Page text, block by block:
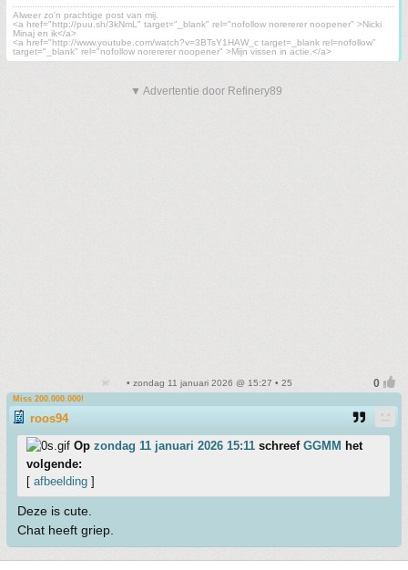
Alweer zo'n prachtige post van mij.
<a href="http://puu.sh/3kNmL" target="_blank" rel="nofollow norererer noopener" >Nicki
Minaj en ik</a>
<a href="http://www.youtube.com/watch?v=3BTsY1HAW_c target=_blank rel=nofollow"
target="_blank" rel="nofollow norererer noopener" >Mijn vissen in actie.</a>
▼ Advertentie door Refinery89
• zondag 11 januari 2026 @ 15:27 • 25
Miss 200.000.000!
roos94
Op zondag 11 januari 2026 15:11 schreef GGMM het
volgende:
[ afbeelding ]
Deze is cute.
Chat heeft griep.